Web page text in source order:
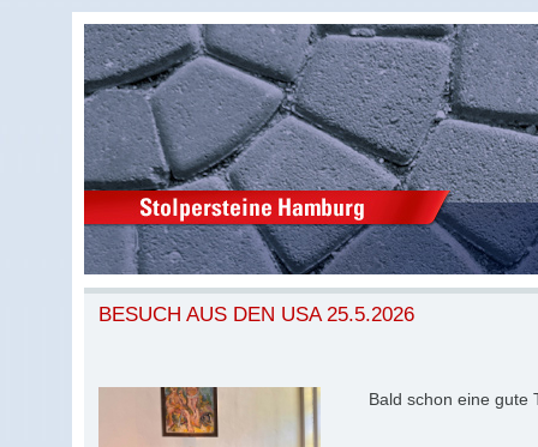
BESUCH AUS DEN USA 25.5.2026
Bald schon eine